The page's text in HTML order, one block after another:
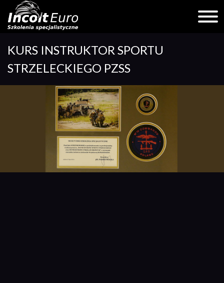
content
KURS INSTRUKTOR SPORTU
STRZELECKIEGO PZSS